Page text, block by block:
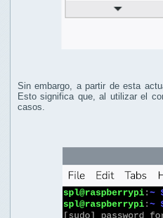
Sin embargo, a partir de esta
Esto significa que, al utilizar el
casos.